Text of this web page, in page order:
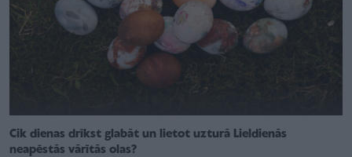
Cik dienas drīkst glabāt un lietot uzturā Lieldienās
neapēstās vārītās olas?